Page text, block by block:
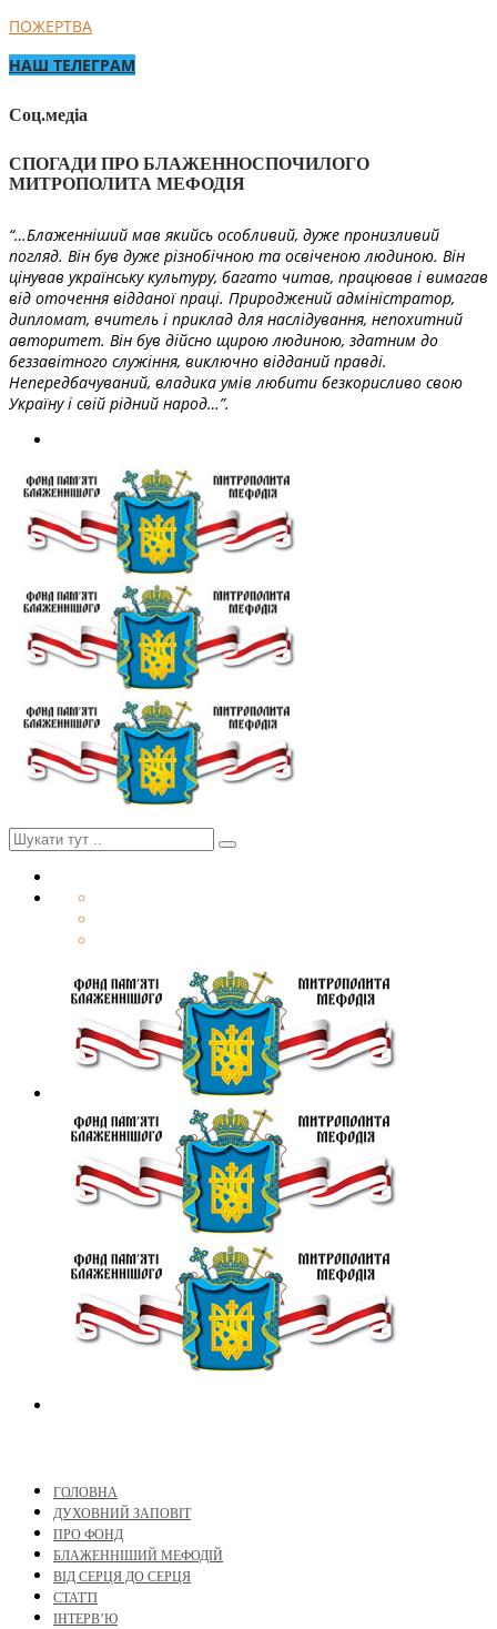
ПОЖЕРТВА
НАШ ТЕЛЕГРАМ
Соц.медіа
СПОГАДИ ПРО БЛАЖЕННОСПОЧИЛОГО
МИТРОПОЛИТА МЕФОДІЯ
“…Блаженніший мав якийсь особливий, дуже пронизливий
погляд. Він був дуже різнобічною та освіченою людиною. Він
цінував українську культуру, багато читав, працював і вимагав
від оточення відданої праці. Природжений адміністратор,
дипломат, вчитель і приклад для наслідування, непохитний
авторитет. Він був дійсно щирою людиною, здатним до
беззавітного служіння, виключно відданий правді.
Непередбачуваний, владика умів любити безкорисливо свою
Україну і свій рідний народ…”.
ГОЛОВНА
ДУХОВНИЙ ЗАПОВІТ
ПРО ФОНД
БЛАЖЕННІШИЙ МЕФОДІЙ
ВІД СЕРЦЯ ДО СЕРЦЯ
СТАТТІ
ІНТЕРВ’Ю